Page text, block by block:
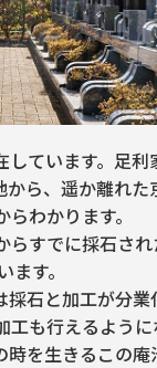
ています。足
ら、遥か離れ
わかります。
すでに採石さ
す。
石と加工が分
も行えるように
を生きるこの